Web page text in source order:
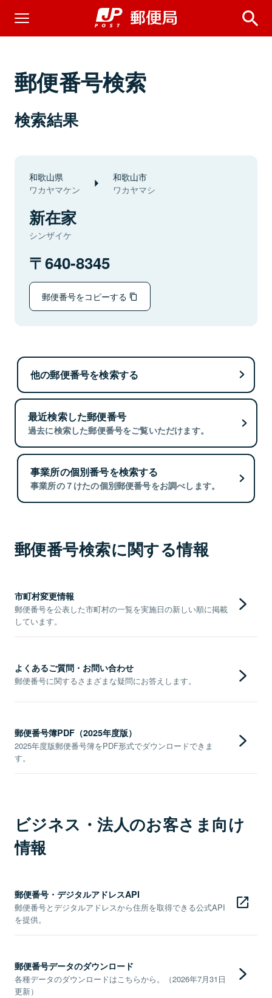
郵便番号検索
検索結果
和歌山県
ワカヤマケン
和歌山市
ワカヤマシ
新在家
シンザイケ
640-8345
郵便番号をコピーする
他の郵便番号を検索する
最近検索した郵便番号
過去に検索した郵便番号をご覧いただけます。
事業所の個別番号を検索する
事業所の７けたの個別郵便番号をお調べします。
郵便番号検索に関する情報
市町村変更情報
郵便番号を公表した市町村の一覧を実施日の新しい順に掲載
しています。
よくあるご質問・お問い合わせ
郵便番号に関するさまざまな疑問にお答えします。
郵便番号簿PDF（2025年度版）
2025年度版郵便番号簿をPDF形式でダウンロードできま
す。
ビジネス・法人のお客さま向け
情報
郵便番号・デジタルアドレスAPI
郵便番号とデジタルアドレスから住所を取得できる公式API
を提供。
郵便番号データのダウンロード
各種データのダウンロードはこちらから。（2026年7月31日
更新）